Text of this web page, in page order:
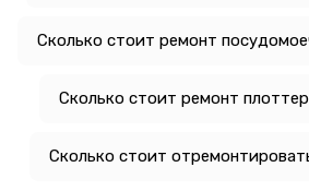
Сколько стоит ремонт
Сколько стоит ремонт
Сколько стоит